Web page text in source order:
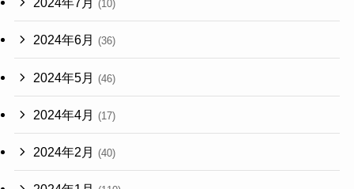
(10)
2024年6月 (36)
2024年5月 (46)
2024年4月 (17)
2024年2月 (40)